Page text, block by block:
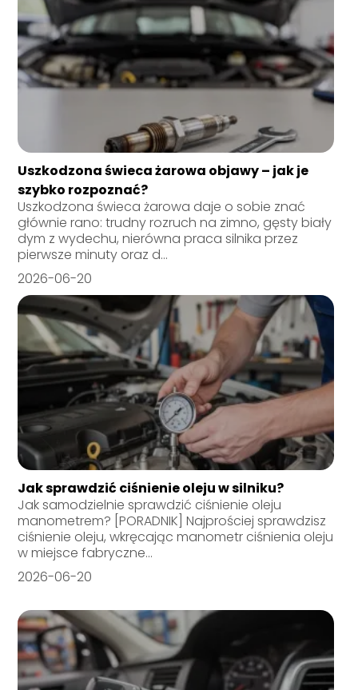
Uszkodzona świeca żarowa objawy – jak je
szybko rozpoznać?
Uszkodzona świeca żarowa daje o sobie znać
głównie rano: trudny rozruch na zimno, gęsty biały
dym z wydechu, nierówna praca silnika przez
pierwsze minuty oraz d...
2026-06-20
Jak sprawdzić ciśnienie oleju w silniku?
Jak samodzielnie sprawdzić ciśnienie oleju
manometrem? [PORADNIK] Najprościej sprawdzisz
ciśnienie oleju, wkręcając manometr ciśnienia oleju
w miejsce fabryczne...
2026-06-20